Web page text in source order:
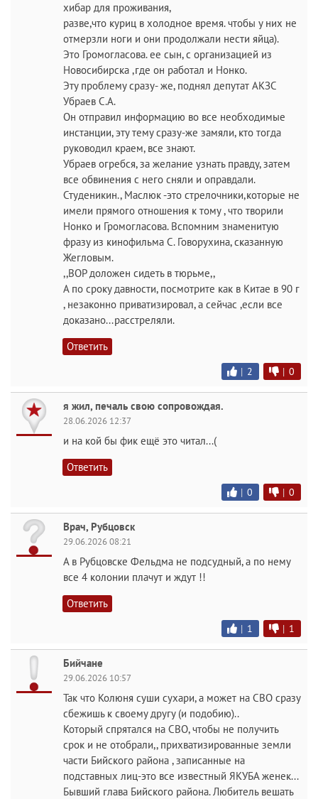
хибар для проживания,
разве,что куриц в холодное время. чтобы у них не
отмерзли ноги и они продолжали нести яйца).
Это Громогласова. ее сын, с организацией из
Новосибирска ,где он работал и Нонко.
Эту проблему сразу- же, поднял депутат АКЗС
Убраев С.А.
Он отправил информацию во все необходимые
инстанции, эту тему сразу-же замяли, кто тогда
руководил краем, все знают.
Убраев огребся, за желание узнать правду, затем
все обвинения с него сняли и оправдали.
Студеникин., Маслюк -это стрелочники,которые не
имели прямого отношения к тому , что творили
Нонко и Громогласова. Вспомним знаменитую
фразу из кинофильма С. Говорухина, сказанную
Жегловым.
,,ВОР доложен сидеть в тюрьме,,
А по сроку давности, посмотрите как в Китае в 90 г
, незаконно приватизировал, а сейчас ,если все
доказано...расстреляли.
Ответить
| 2 | 0
я жил, печаль свою сопровождая.
28.06.2026 12:37
и на кой бы фик ещё это читал...(
Ответить
| 0 | 0
Врач, Рубцовск
29.06.2026 08:21
А в Рубцовске Фельдма не подсудный, а по нему
все 4 колонии плачут и ждут !!
Ответить
| 1 | 1
Бийчане
29.06.2026 10:57
Так что Колюня суши сухари, а может на СВО сразу
сбежишь к своему другу (и подобию)..
Который спрятался на СВО, чтобы не получить
срок и не отобрали,, прихватизированные земли
части Бийского района , записанные на
подставных лиц-это все известный ЯКУБА женек...
Бывший глава Бийского района. Любитель вешать